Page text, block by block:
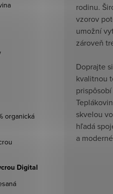
organická
Digital
rodinu.
vzorov
umožní
zároveň
Doprajte
kvalitnou
skvelou
hľadá
a